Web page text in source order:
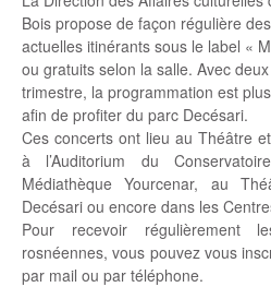
Bois propose de façon régulière
actuelles itinérants sous le label «
ou gratuits selon la salle. Avec
trimestre, la programmation est
afin de profiter du parc Decésari.
Ces concerts ont lieu au Théâtre
à l’Auditorium du
Médiathèque Yourcenar, au
Decésari ou encore dans les
Pour recevoir régulièrement
rosnéennes, vous pouvez vous
par mail ou par téléphone.